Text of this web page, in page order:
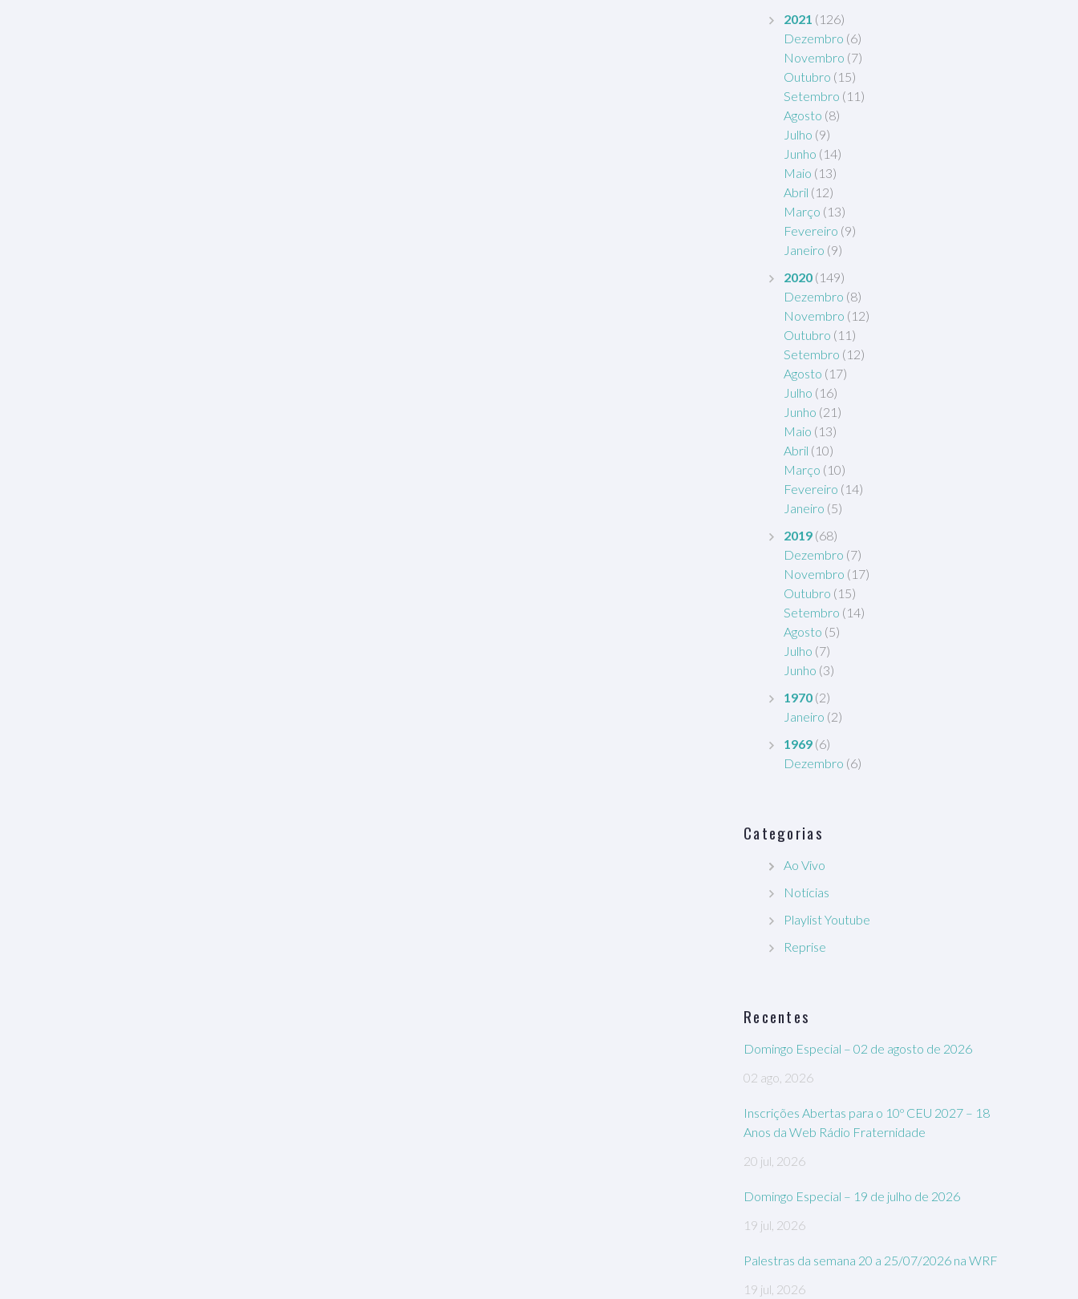
2021 (126)
Dezembro (6)
Novembro (7)
Outubro (15)
Setembro (11)
Agosto (8)
Julho (9)
Junho (14)
Maio (13)
Abril (12)
Março (13)
Fevereiro (9)
Janeiro (9)
2020 (149)
Dezembro (8)
Novembro (12)
Outubro (11)
Setembro (12)
Agosto (17)
Julho (16)
Junho (21)
Maio (13)
Abril (10)
Março (10)
Fevereiro (14)
Janeiro (5)
2019 (68)
Dezembro (7)
Novembro (17)
Outubro (15)
Setembro (14)
Agosto (5)
Julho (7)
Junho (3)
1970 (2)
Janeiro (2)
1969 (6)
Dezembro (6)
Categorias
Ao Vivo
Notícias
Playlist Youtube
Reprise
Recentes
Domingo Especial – 02 de agosto de 2026
02 ago, 2026
Inscrições Abertas para o 10º CEU 2027 – 18
Anos da Web Rádio Fraternidade
20 jul, 2026
Domingo Especial – 19 de julho de 2026
19 jul, 2026
Palestras da semana 20 a 25/07/2026 na WRF
19 jul, 2026